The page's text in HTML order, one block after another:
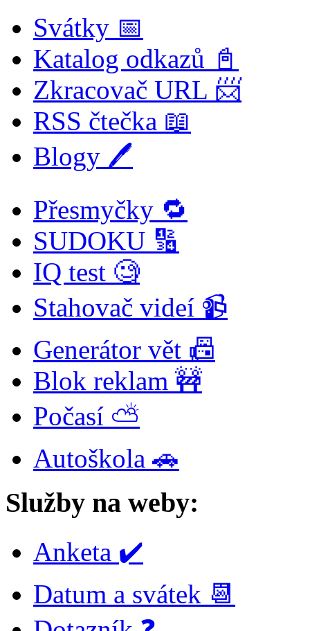
Svátky 📅
Katalog odkazů 📓
Zkracovač URL 📨
RSS čtečka 📖
Blogy 🖊️
Přesmyčky 🔁
SUDOKU 🔢
IQ test 🧐
Stahovač videí 📹
Generátor vět 📠
Blok reklam 🚧
Počasí ⛅
Autoškola 🚗
Služby na weby:
Anketa ✔️
Datum a svátek 📆